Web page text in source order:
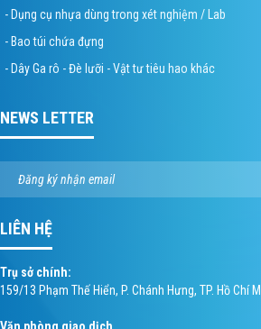
- Dụng cụ nhựa dùng trong xét nghiệm / Lab
- Bao túi chứa đựng
- Dây Ga rô - Đè lưỡi - Vật tư tiêu hao khác
NEWS LETTER
LIÊN HỆ
Trụ sở chính:
159/13 Phạm Thế Hiển, P. Chánh Hưng, TP. Hồ Chí